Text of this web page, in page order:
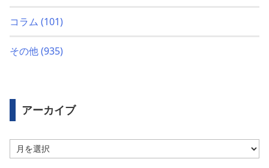
コラム (101)
その他(935)
アーカイブ
ー